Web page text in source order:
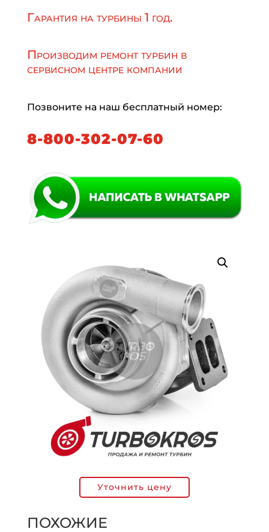
Гарантия на турбины 1 год.
Производим ремонт турбин в
сервисном центре компании
Позвоните на наш бесплатный номер:
8-800-302-07-60
Уточнить цену
ПОХОЖИЕ